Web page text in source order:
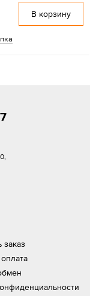
В корзину
заказ